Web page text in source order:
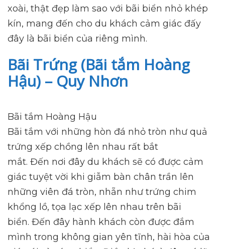
xoài, thật đẹp làm sao với bãi biển nhỏ khép
kín, mang đến cho du khách cảm giác đấy
đây là bãi biển của riêng mình.
Bãi Trứng (Bãi tắm Hoàng
Hậu) – Quy Nhơn
Bãi tắm Hoàng Hậu
Bãi tắm với những hòn đá nhỏ tròn như quả
trứng xếp chồng lên nhau rất bắt
mắt. Đến nơi đây du khách sẽ có được cảm
giác tuyệt vời khi giẫm bàn chân trần lên
những viên đá tròn, nhẵn như trứng chim
khổng lồ, tọa lạc xếp lên nhau trên bãi
biển. Đến đây hành khách còn được đắm
mình trong không gian yên tĩnh, hài hòa của